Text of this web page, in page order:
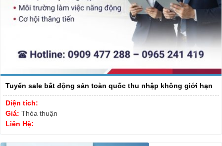
Tuyển sale bất động sản toàn quốc thu nhập không giới hạn
Diện tích:
Giá: Thỏa thuận
Liên Hệ: